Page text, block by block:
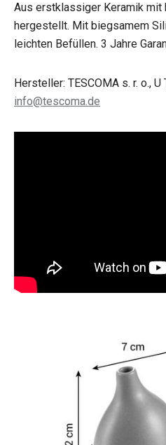
Aus erstklassiger Keramik mit
hergestellt. Mit biegsamem
leichten Befüllen. 3 Jahre
Hersteller: TESCOMA s. r. o.,
info@tescoma.de